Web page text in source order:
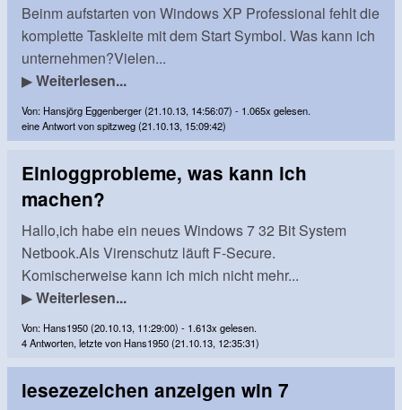
Beinm aufstarten von Windows XP Professional fehlt die
komplette Taskleite mit dem Start Symbol. Was kann ich
unternehmen?Vielen...
▶Weiterlesen...
Von: Hansjörg Eggenberger (21.10.13, 14:56:07) - 1.065x gelesen.
eine Antwort von spitzweg (21.10.13, 15:09:42)
Einloggprobleme, was kann ich
machen?
Hallo,ich habe ein neues Windows 7 32 Bit System
Netbook.Als Virenschutz läuft F-Secure.
Komischerweise kann ich mich nicht mehr...
▶Weiterlesen...
Von: Hans1950 (20.10.13, 11:29:00) - 1.613x gelesen.
4 Antworten, letzte von Hans1950 (21.10.13, 12:35:31)
lesezezeichen anzeigen win 7